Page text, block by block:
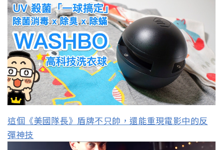
這個《美國隊長》盾牌不只帥，還能重現電影中的反
彈神技